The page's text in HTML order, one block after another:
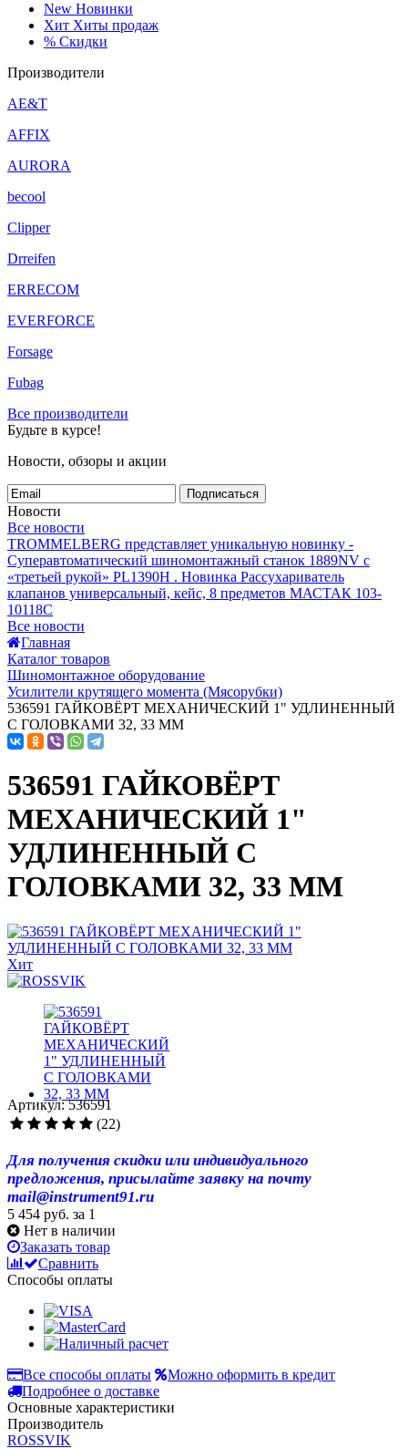
New Новинки
Хит Хиты продаж
% Скидки
Производители
AE&T
AFFIX
AURORA
becool
Clipper
Drreifen
ERRECOM
EVERFORCE
Forsage
Fubag
Все производители
Будьте в курсе!
Новости, обзоры и акции
Подписаться
Новости
Все новости
TROMMELBERG представляет уникальную новинку -
Суперавтоматический шиномонтажный станок 1889NV с
«третьей рукой» PL1390H . Новинка Рассухариватель
клапанов универсальный, кейс, 8 предметов МАСТАК 103-
10118C
Все новости
Главная
Каталог товаров
Шиномонтажное оборудование
Усилители крутящего момента (Мясорубки)
536591 ГАЙКОВЁРТ МЕХАНИЧЕСКИЙ 1" УДЛИНЕННЫЙ
С ГОЛОВКАМИ 32, 33 ММ
536591 ГАЙКОВЁРТ
МЕХАНИЧЕСКИЙ 1"
УДЛИНЕННЫЙ С
ГОЛОВКАМИ 32, 33 ММ
Хит
Артикул: 536591
(22)
Для получения скидки или индивидуального
предложения, присылайте заявку на почту
mail@instrument91.ru
5 454 руб. за 1
Нет в наличии
Заказать товар
Сравнить
Способы оплаты
Все способы оплаты
Можно оформить в кредит
Подробнее о доставке
Основные характеристики
Производитель
ROSSVIK